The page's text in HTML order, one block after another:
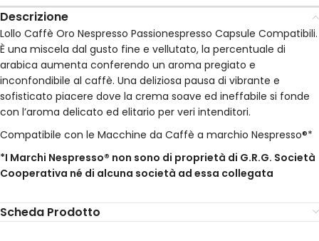
Descrizione
Lollo Caffè Oro Nespresso Passionespresso Capsule Compatibili.
È una miscela dal gusto fine e vellutato, la percentuale di
arabica aumenta conferendo un aroma pregiato e
inconfondibile al caffè. Una deliziosa pausa di vibrante e
sofisticato piacere dove la crema soave ed ineffabile si fonde
con l’aroma delicato ed elitario per veri intenditori.
Compatibile con le Macchine da Caffè a marchio Nespresso®*
*I Marchi Nespresso® non sono di proprietà di G.R.G. Società
Cooperativa né di alcuna società ad essa collegata
Scheda Prodotto